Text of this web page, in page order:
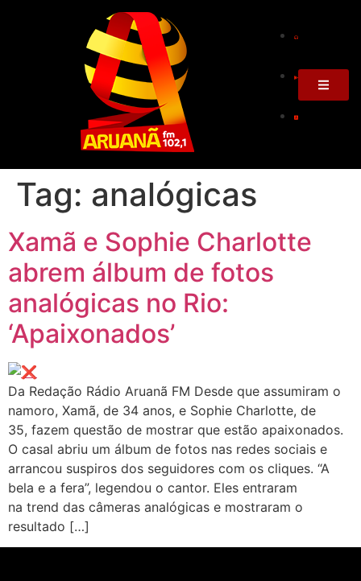
Tag: analógicas
Xamã e Sophie Charlotte
abrem álbum de fotos
analógicas no Rio:
‘Apaixonados’
Da Redação Rádio Aruanã FM Desde que assumiram o
namoro, Xamã, de 34 anos, e Sophie Charlotte, de
35, fazem questão de mostrar que estão apaixonados.
O casal abriu um álbum de fotos nas redes sociais e
arrancou suspiros dos seguidores com os cliques. “A
bela e a fera”, legendou o cantor. Eles entraram
na trend das câmeras analógicas e mostraram o
resultado […]